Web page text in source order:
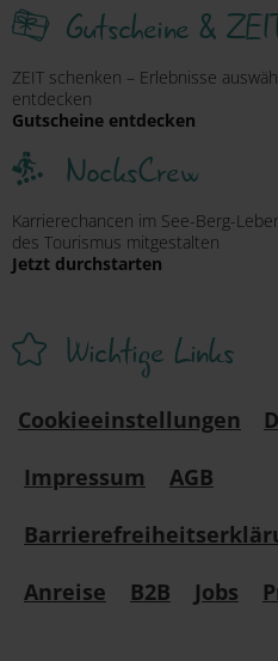
Gutscheine &
ZEIT schenken – Erlebnisse
entdecken
Gutscheine entdecken
NocksCrew
Karrierechancen im See-Berg-
des Tourismus mitgestalten
Jetzt durchstarten
Wichtige Links
Cookieeinstellungen
Impressum
AGB
Anreise
B2B Jobs